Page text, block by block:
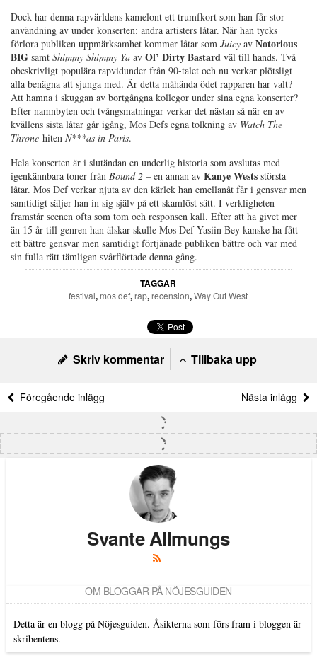
Dock har denna rapvärldens kamelont ett trumfkort som han får stor
användning av under konserten: andra artisters låtar. När han tycks
förlora publiken uppmärksamhet kommer låtar som Juicy av Notorious
BIG samt Shimmy Shimmy Ya av Ol’ Dirty Bastard väl till hands. Två
obeskrivligt populära rapvidunder från 90-talet och nu verkar plötsligt
alla benägna att sjunga med. Är detta måhända ödet rapparen har valt?
Att hamna i skuggan av bortgångna kollegor under sina egna konserter?
Efter namnbyten och tvångsmatningar verkar det nästan så när en av
kvällens sista låtar går igång, Mos Defs egna tolkning av Watch The
Throne-hiten N***as in Paris.
Hela konserten är i slutändan en underlig historia som avslutas med
igenkännbara toner från Bound 2 – en annan av Kanye Wests största
låtar. Mos Def verkar njuta av den kärlek han emellanåt får i gensvar men
samtidigt säljer han in sig själv på ett skamlöst sätt. I verkligheten
framstår scenen ofta som tom och responsen kall. Efter att ha givet mer
än 15 år till genren han älskar skulle Mos Def Yasiin Bey kanske ha fått
ett bättre gensvar men samtidigt förtjänade publiken bättre och var med
sin fulla rätt tämligen svårflörtade denna gång.
TAGGAR
festival,mos def,rap,recension,Way Out West
Skriv kommentar Tillbaka upp
Föregående inlägg Nästa inlägg
Svante Allmungs
OM BLOGGAR PÅ NÖJESGUIDEN
Detta är en blogg på Nöjesguiden. Åsikterna som förs fram i bloggen är
skribentens.